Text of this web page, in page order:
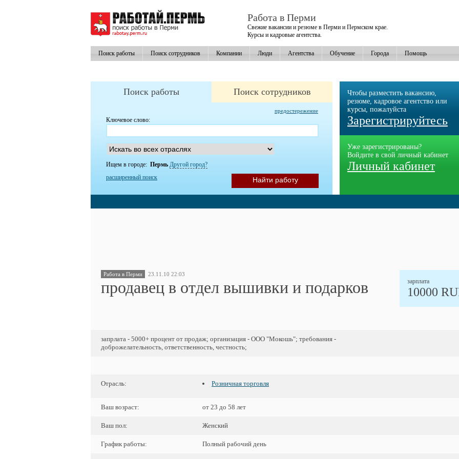
Работа в Перми
Свежие вакансии и резюме в Перми и Пермском крае.
Курсы и кадровые агентства.
Поиск работы Поиск сотрудников Компании Люди Агентства Обучение Города Помощь
Поиск работы Поиск сотрудников
предостережение
Ключевое слово:
Ищем в городе: Пермь Другой город?
расширенный поиск
Чтобы разместить вакансию,
резюме, кадровое агентство или
курсы, пожалуйста
Зарегистрируйтесь
Уже зарегистрированы?
Войдите в свой личный кабинет
Личный кабинет
Работа в Перми 23.11.10 22:03
продавец в отдел вышивки и подарков зарплата
10000
запрлата - 5000+ процент от продаж; организация - ООО "Мокошь"; требования -
доброжелательность, ответственность, честность;
Отрасль: Розничная торговля
Ваш возраст: от 23 до 58 лет
Ваш пол: Женский
График работы: Полный рабочий день